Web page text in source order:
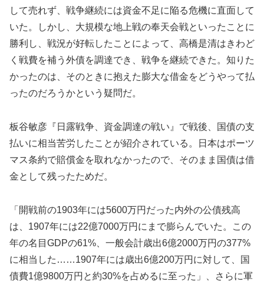
して売れず、戦争継続には資金不足に陥る危機に直面して
いた。しかし、大規模な地上戦の奉天会戦といったことに
勝利し、戦況が好転したことによって、高橋是清はきわど
く戦費を補う外債を調達でき、戦争を継続できた。知りた
かったのは、そのときに抱えた膨大な借金をどうやって払
ったのだろうかという疑問だ。
板谷敏彦『日露戦争、資金調達の戦い』で戦後、国債の支
払いに相当苦労したことが紹介されている。日本はポーツ
マス条約で賠償金を取れなかったので、そのまま国債は借
金として残ったためだ。
「開戦前の1903年には5600万円だった内外の公債残高
は、1907年には22億7000万円にまで膨らんでいた。この
年の名目GDPの61%、一般会計歳出6億2000万円の377%
に相当した……1907年には歳出6億200万円に対して、国
債費1億9800万円と約30%を占めるに至った」、さらに軍